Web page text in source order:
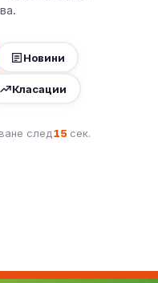
Новини
Класации
след15 сек.